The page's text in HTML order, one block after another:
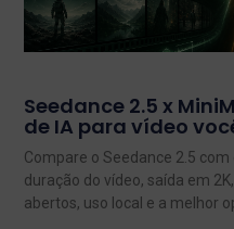
Seedance 2.5 x
de IA para vídeo
Compare o Seedance 2.5
duração do vídeo, saída em
abertos, uso local e a melhor